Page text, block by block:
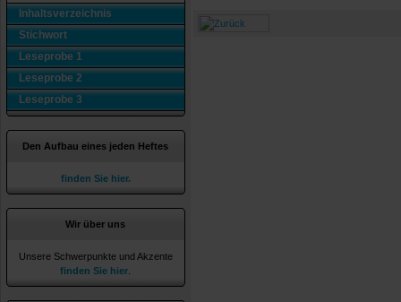
Inhaltsverzeichnis
Stichwort
Leseprobe 1
Leseprobe 2
Leseprobe 3
Den Aufbau eines jeden Heftes
finden Sie hier.
Wir über uns
Unsere Schwerpunkte und Akzente
finden Sie hier